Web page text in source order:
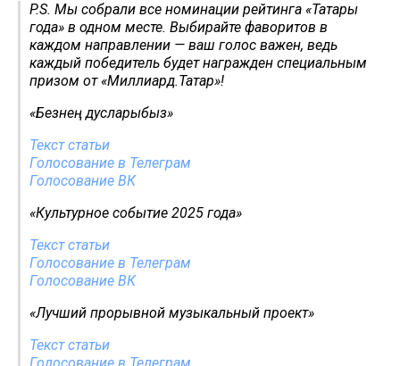
P.S. Мы собрали все номинации рейтинга «Татары
года» в одном месте. Выбирайте фаворитов в
каждом направлении — ваш голос важен, ведь
каждый победитель будет награжден специальным
призом от «Миллиард.Татар»!
«Безнең дусларыбыз»
Текст статьи
Голосование в Телеграм
Голосование ВК
«Культурное событие 2025 года»
Текст статьи
Голосование в Телеграм
Голосование ВК
«Лучший прорывной музыкальный проект»
Текст статьи